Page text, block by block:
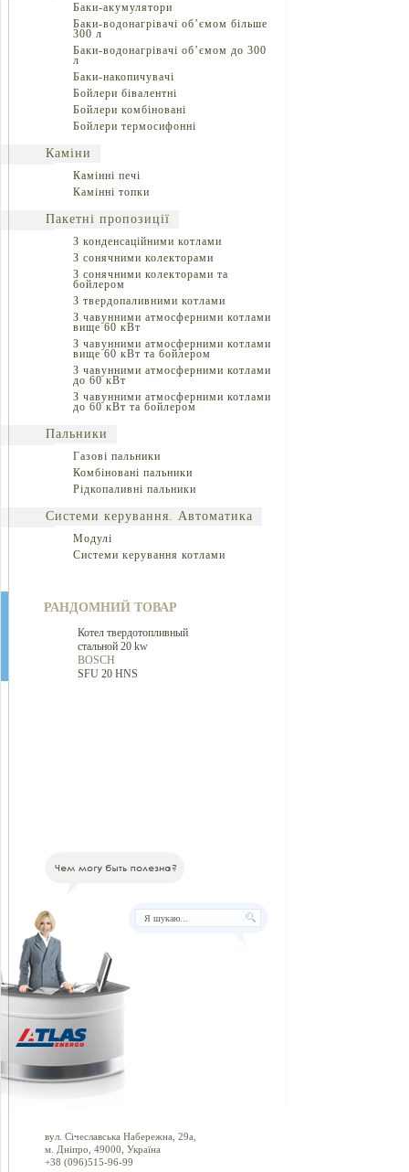
Баки-акумулятори
Баки-водонагрівачі об’ємом більше
300 л
Баки-водонагрівачі об’ємом до 300
л
Баки-накопичувачі
Бойлери бівалентні
Бойлери комбіновані
Бойлери термосифонні
Каміни
Камінні печі
Камінні топки
Пакетні пропозиції
З конденсаційними котлами
З сонячними колекторами
З сонячними колекторами та
бойлером
З твердопаливними котлами
З чавунними атмосферними котлами
вище 60 кВт
З чавунними атмосферними котлами
вище 60 кВт та бойлером
З чавунними атмосферними котлами
до 60 кВт
З чавунними атмосферними котлами
до 60 кВт та бойлером
Пальники
Газові пальники
Комбіновані пальники
Рідкопаливні пальники
Системи керування. Автоматика
Модулі
Системи керування котлами
РАНДОМНИЙ ТОВАР
Котел твердотопливный
стальной 20 kw
BOSCH
SFU 20 HNS
вул. Січеславська Набережна, 29а,
м. Дніпро, 49000, Україна
+38 (096)515-96-99